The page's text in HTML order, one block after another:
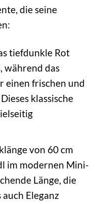
die seine
tiefdunkle Rot
während das
einen frischen und
klassische
von 60 cm
im modernen Mini-
Länge, die
Eleganz